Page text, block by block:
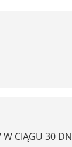
W CIĄGU 30